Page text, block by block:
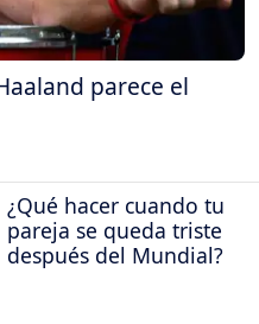
parece el
¿Qué hacer cuando tu
pareja se queda triste
después del Mundial?